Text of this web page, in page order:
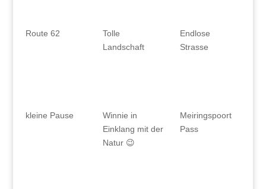
Route 62
Tolle
Landschaft
Endlose
Strasse
kleine Pause
Winnie in
Einklang mit der
Natur 😉
Meiringspoort
Pass